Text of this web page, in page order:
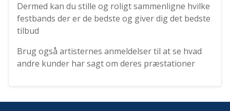
Dermed kan du stille og roligt sammenligne hvilke
festbands der er de bedste og giver dig det bedste
tilbud
Brug også artisternes anmeldelser til at se hvad
andre kunder har sagt om deres præstationer